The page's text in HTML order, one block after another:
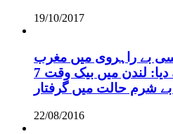
19/10/2017
بے راہروی میں مغرب
کو بھی شرما کر رکھ دیا: لندن میں بیک وقت 7
شرم حالت میں گرفتار
22/08/2016